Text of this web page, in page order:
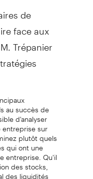
de
face aux
Trépanier
au succès de
d'analyser
sur
plutôt quels
qui ont une
entreprise. Qu'il
des stocks,
des liquidités